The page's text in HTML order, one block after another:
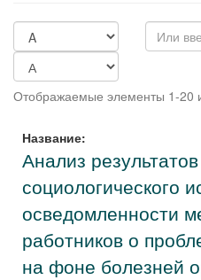
Отображаемые элементы 1-20
Название:
Анализ
социологического
осведомленности
работников о
на фоне болезней